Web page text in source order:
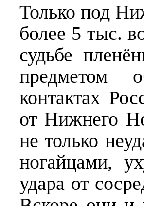
Только под
более 5 тыс.
судьбе
предметом
контактах
от Нижнего
не только
ногайцами,
удара от